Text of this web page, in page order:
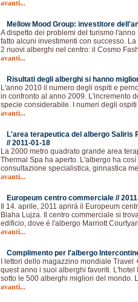
avanti...
Mellow Mood Group: investitore
A dispetto dei problemi del turismo
fatto alcuni investimenti con successo.
2 nuovi alberghi nel centro: il Cosmo
avanti...
Risultati degli alberghi si hanno
L'anno 2010 il numero degli ospiti e
in confronto al anno 2009. L'incremento
specie considerabile. I numeri degli
avanti...
L'area terapeutica del albergo Saliris
//2011-01-18
La 2000 metro quadrato grande area
Thermal Spa ha aperto. L'albergo ha
consultazione specialistica, ginnastica
avanti...
Europeum centro commerciale //
Il 14. aprile, 2011 aprirá il Europeum
Blaha Lujza. Il centro commerciale si
edificio, dove é l'albergo Marriott
avanti...
Complimento per l'albergo
I lettori dello magazzino mondiale
quest anno i suoi alberghi favoriti.
sotto le 500 alberghi migliori del mondo.
avanti...